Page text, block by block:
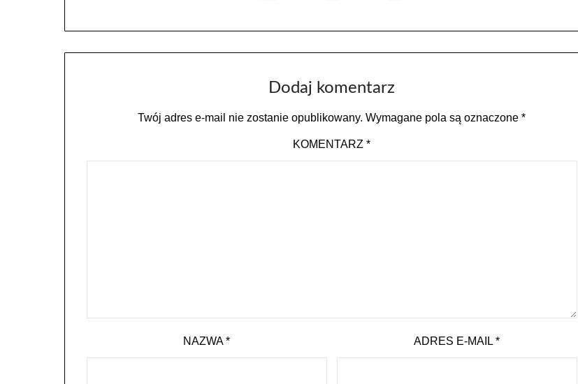
Dodaj komentarz
Twój adres e-mail nie zostanie opublikowany. Wymagane pola są oznaczone*
KOMENTARZ*
NAZWA* ADRES E-MAIL*